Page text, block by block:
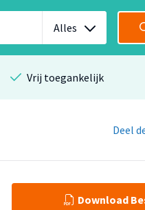
Alles
Vrij toegankelijk
Deel
Download